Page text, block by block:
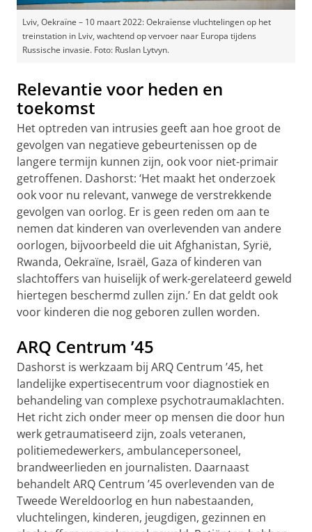
Lviv, Oekraïne – 10 maart 2022: Oekraïense vluchtelingen op het
treinstation in Lviv, wachtend op vervoer naar Europa tijdens
Russische invasie. Foto: Ruslan Lytvyn.
Relevantie voor heden en
toekomst
Het optreden van intrusies geeft aan hoe groot de
gevolgen van negatieve gebeurtenissen op de
langere termijn kunnen zijn, ook voor niet-primair
getroffenen. Dashorst: ‘Het maakt het onderzoek
ook voor nu relevant, vanwege de verstrekkende
gevolgen van oorlog. Er is geen reden om aan te
nemen dat kinderen van overlevenden van andere
oorlogen, bijvoorbeeld die uit Afghanistan, Syrië,
Rwanda, Oekraïne, Israël, Gaza of kinderen van
slachtoffers van huiselijk of werk-gerelateerd geweld
hiertegen beschermd zullen zijn.’ En dat geldt ook
voor kinderen die nog geboren zullen worden.
ARQ Centrum ’45
Dashorst is werkzaam bij ARQ Centrum ’45, het
landelijke expertisecentrum voor diagnostiek en
behandeling van complexe psychotraumaklachten.
Het richt zich onder meer op mensen die door hun
werk getraumatiseerd zijn, zoals veteranen,
politiemedewerkers, ambulancepersoneel,
brandweerlieden en journalisten. Daarnaast
behandelt ARQ Centrum ’45 overlevenden van de
Tweede Wereldoorlog en hun nabestaanden,
vluchtelingen, kinderen, jeugdigen, gezinnen en